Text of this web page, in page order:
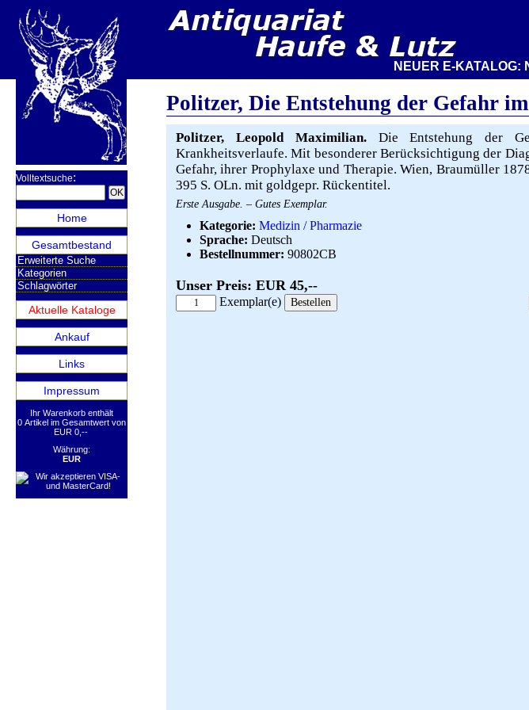
NEUER E-KATALOG:
Volltextsuche:
Home
Gesamtbestand
Erweiterte Suche
Kategorien
Schlagwörter
Aktuelle Kataloge
Ankauf
Links
Impressum
Ihr Warenkorb enthält
0 Artikel im Gesamtwert von
EUR 0,--
Währung:
EUR
Politzer, Die Entstehung der Gefahr
Politzer, Leopold Maximilian.Die Entstehung der
Krankheitsverlaufe. Mit besonderer Berücksichtigung der
Gefahr, ihrer Prophylaxe und Therapie. Wien, Braumüller
395 S. OLn. mit goldgepr. Rückentitel.
Erste Ausgabe. – Gutes Exemplar.
Kategorie: Medizin / Pharmazie
Sprache: Deutsch
Bestellnummer: 90802CB
Unser Preis: EUR 45,--
Exemplar(e)